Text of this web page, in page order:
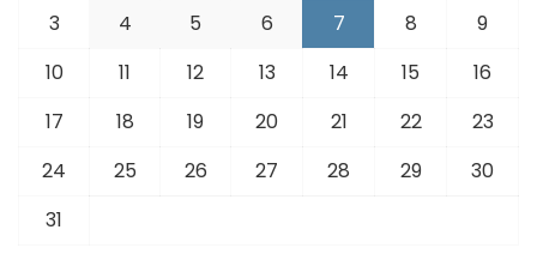
3
4 5 6 7 8
9
10
11 12 13 14 15
16
17
18 19 20 21 22
23
24
25 26 27 28 29
30
31